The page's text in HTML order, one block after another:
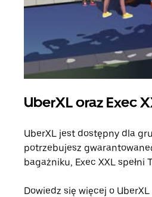
UberXL oraz Exec
UberXL jest dostępny dla
potrzebujesz
bagażniku, Exec XXL spełni
Dowiedz się więcej o UberXL